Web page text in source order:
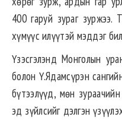
400 гаруй зураг зуржээ.
хүмүүс илүүтэй мэддэг
Үзэсгэлэнд Монголын
болон Ү.Ядамсүрэн
бүтээлүүд, мөн
эд зүйлсийг дэлгэн